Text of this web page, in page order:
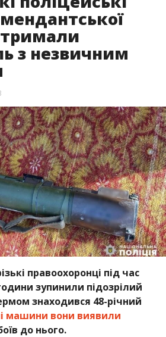
з незвичним
правоохоронці під час
зупинили підозрілий
знаходився 48-річний
машини вони виявили
до нього.